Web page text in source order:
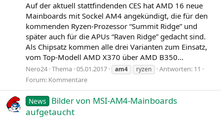
Auf der aktuell stattfindenden CES hat AMD 16 neue
Mainboards mit Sockel AM4 angekündigt, die für den
kommenden Ryzen-Prozessor “Summit Ridge” und
später auch für die APUs “Raven Ridge” gedacht sind.
Als Chipsatz kommen alle drei Varianten zum Einsatz,
vom Top-Modell AMD X370 über AMD B350...
Nero24 Thema 05.01.2017 am4 ryzen
Antworten: 11
Forum: Kommentare
News
Bilder von MSI-AM4-Mainboards
aufgetaucht